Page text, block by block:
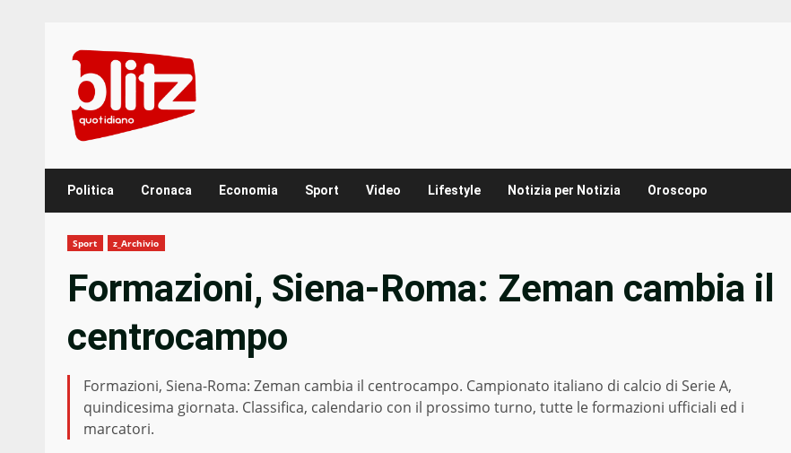
content
Politica Cronaca Economia Sport Video Lifestyle Notizia per Notizia Oroscopo
Sport z_Archivio
Formazioni, Siena-Roma: Zeman cambia il
centrocampo
Formazioni, Siena-Roma: Zeman cambia il centrocampo. Campionato italiano di calcio di Serie A,
quindicesima giornata. Classifica, calendario con il prossimo turno, tutte le formazioni ufficiali ed i
marcatori.